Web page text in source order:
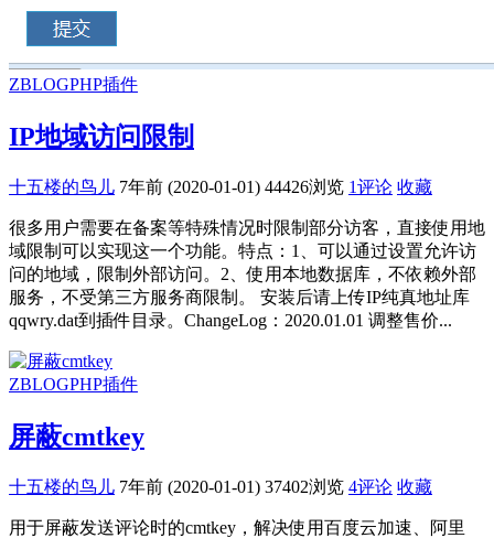
ZBLOGPHP插件
IP地域访问限制
十五楼的鸟儿 7年前 (2020-01-01) 44426浏览 1评论 收藏
很多用户需要在备案等特殊情况时限制部分访客，直接使用地
域限制可以实现这一个功能。特点：1、可以通过设置允许访
问的地域，限制外部访问。2、使用本地数据库，不依赖外部
服务，不受第三方服务商限制。 安装后请上传IP纯真地址库
qqwry.dat到插件目录。ChangeLog：2020.01.01 调整售价...
ZBLOGPHP插件
屏蔽cmtkey
十五楼的鸟儿 7年前 (2020-01-01) 37402浏览 4评论 收藏
用于屏蔽发送评论时的cmtkey，解决使用百度云加速、阿里